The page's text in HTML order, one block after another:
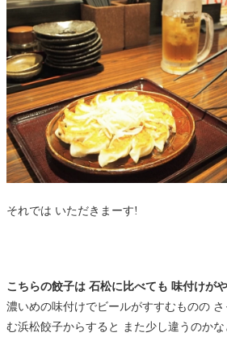
それでは いただきまーす!
こちらの餃子は 石松に比べても 味付けが
濃いめの味付けでビールがすすむものの
む浜松餃子からすると また少し違うのかな